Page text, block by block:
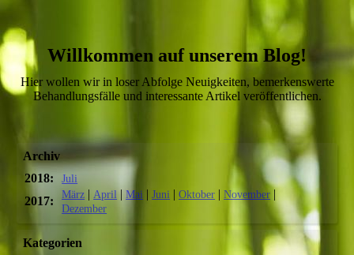
Willkommen auf unserem Blog!
Hier wollen wir in loser Abfolge Neuigkeiten, bemerkenswerte
Behandlungsfälle und interessante Artikel veröffentlichen.
Archiv
2018:
Juli
2017: März | April|Mai |Juni |Oktober |November |
Dezember
Kategorien